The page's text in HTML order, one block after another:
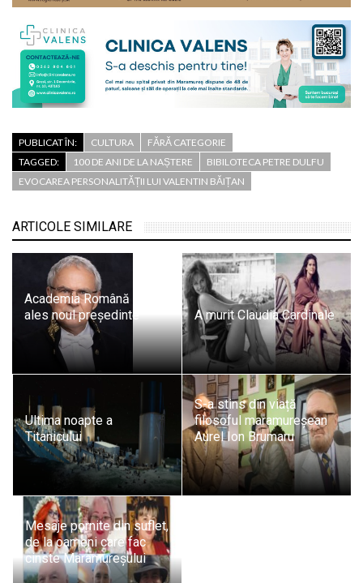
PUBLICAT ÎN: CULTURA
FĂRĂ CATEGORIE
TAGGED:
100 DE ANI DE LA NAȘTERE
BIBILOTECA PETRE DULFU
EVOCAREA PERSONALITĂȚII LUI VALENTIN BĂIȚAN
ARTICOLE SIMILARE
Academia Română și-a
ales noul președinte
A murit Claudia Cardinale
Ultima noapte a
Titanicului
S-a stins din viață
filosoful maramureșean
Aurel Ion Brumaru
Mesaje pornite din suflet,
de la oameni care fac
cinste Maramureșului